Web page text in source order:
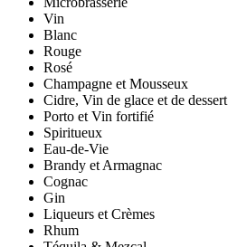
Vin
Blanc
Rouge
Rosé
Champagne et Mousseux
Cidre, Vin de glace et de dessert
Porto et Vin fortifié
Spiritueux
Eau-de-Vie
Brandy et Armagnac
Cognac
Gin
Liqueurs et Crèmes
Rhum